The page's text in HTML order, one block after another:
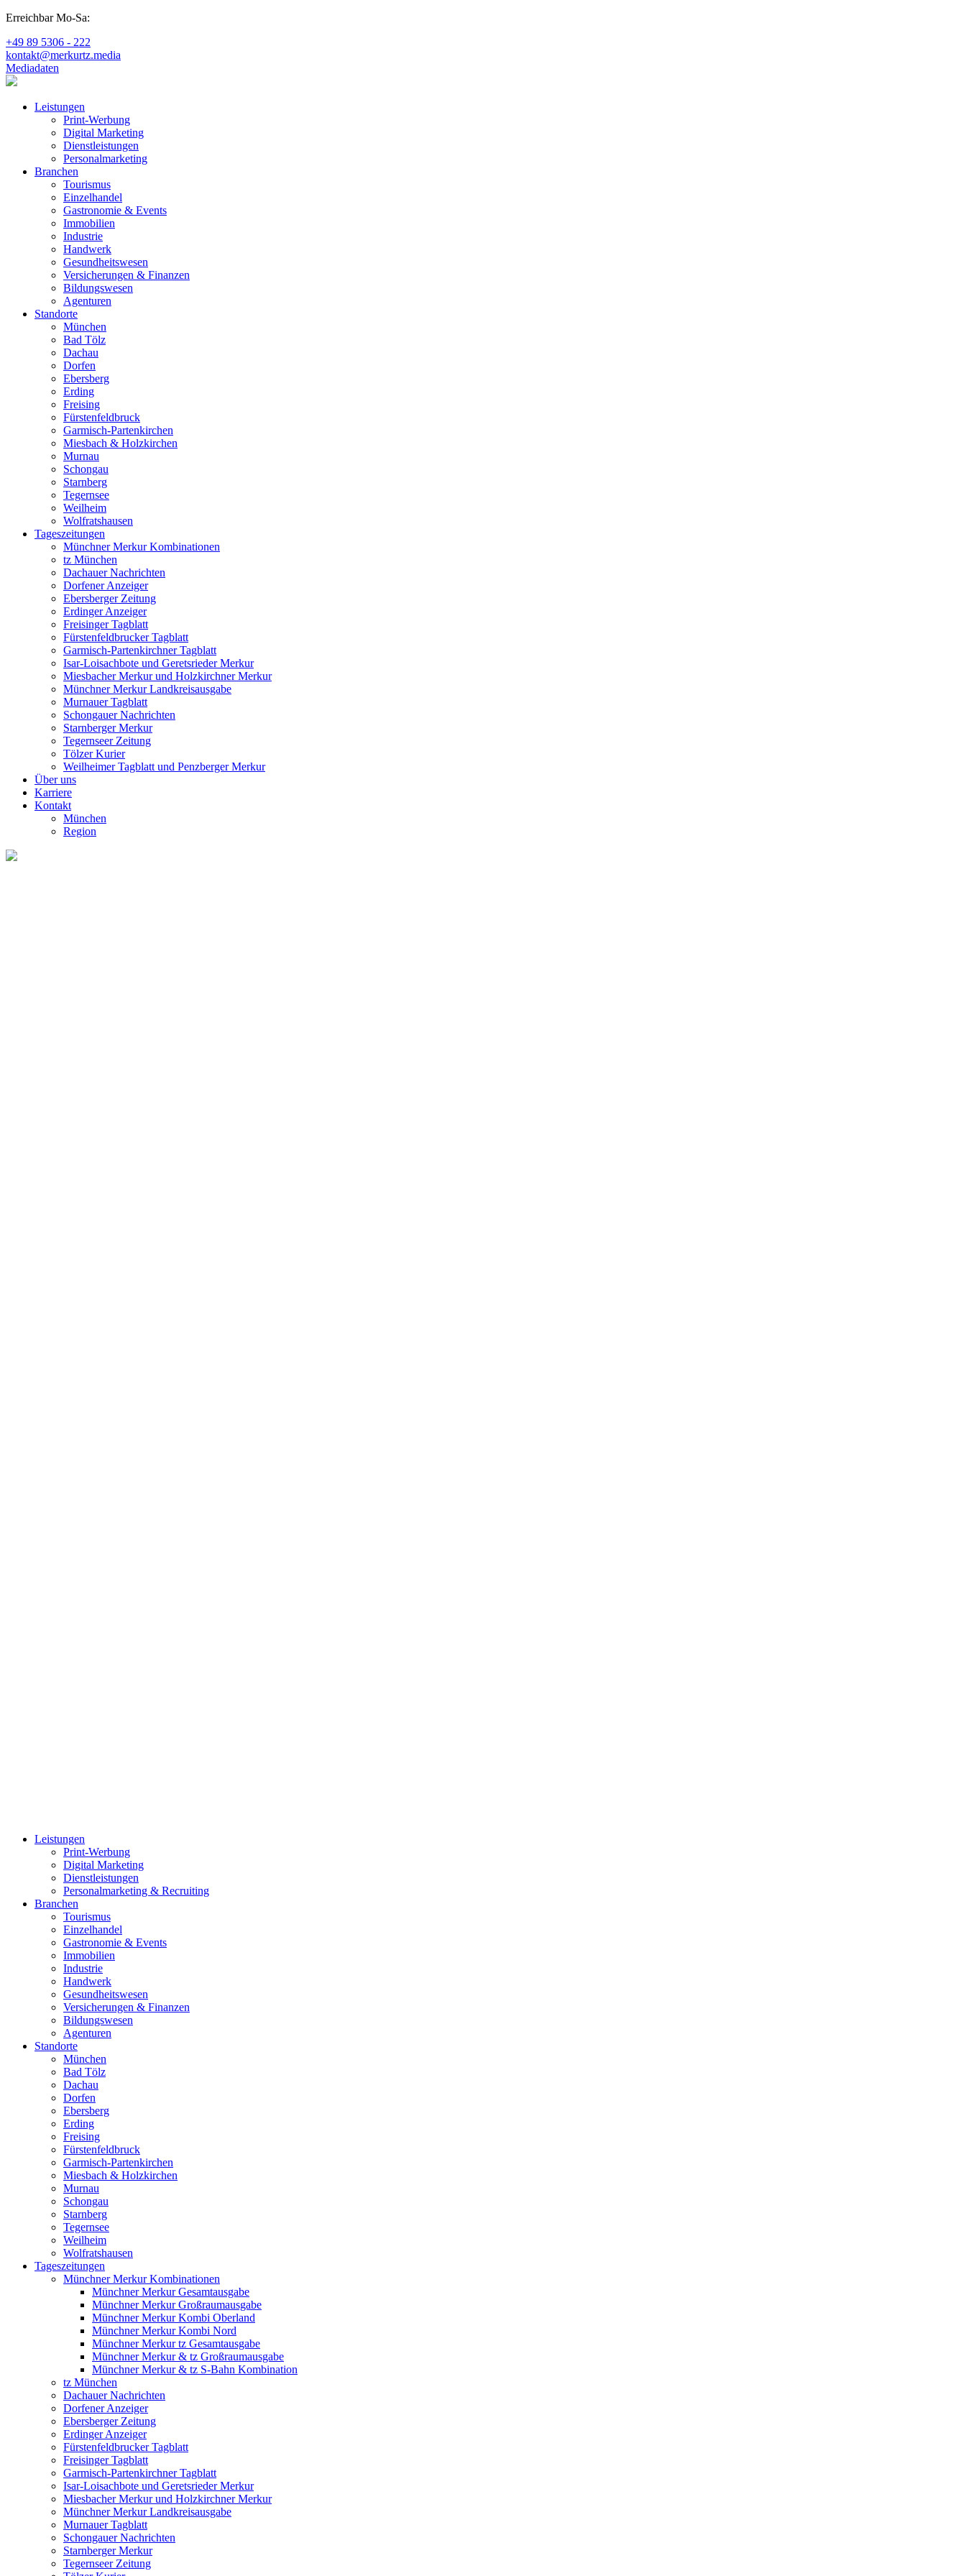
Erreichbar Mo-Sa:
+49 89 5306 - 222
kontakt@merkurtz.media
Mediadaten
Leistungen
Print-Werbung
Digital Marketing
Dienstleistungen
Personalmarketing
Branchen
Tourismus
Einzelhandel
Gastronomie & Events
Immobilien
Industrie
Handwerk
Gesundheitswesen
Versicherungen & Finanzen
Bildungswesen
Agenturen
Standorte
München
Bad Tölz
Dachau
Dorfen
Ebersberg
Erding
Freising
Fürstenfeldbruck
Garmisch-Partenkirchen
Miesbach & Holzkirchen
Murnau
Schongau
Starnberg
Tegernsee
Weilheim
Wolfratshausen
Tageszeitungen
Münchner Merkur Kombinationen
tz München
Dachauer Nachrichten
Dorfener Anzeiger
Ebersberger Zeitung
Erdinger Anzeiger
Freisinger Tagblatt
Fürstenfeldbrucker Tagblatt
Garmisch-Partenkirchner Tagblatt
Isar-Loisachbote und Geretsrieder Merkur
Miesbacher Merkur und Holzkirchner Merkur
Münchner Merkur Landkreisausgabe
Murnauer Tagblatt
Schongauer Nachrichten
Starnberger Merkur
Tegernseer Zeitung
Tölzer Kurier
Weilheimer Tagblatt und Penzberger Merkur
Über uns
Karriere
Kontakt
München
Region
Leistungen
Print-Werbung
Digital Marketing
Dienstleistungen
Personalmarketing & Recruiting
Branchen
Tourismus
Einzelhandel
Gastronomie & Events
Immobilien
Industrie
Handwerk
Gesundheitswesen
Versicherungen & Finanzen
Bildungswesen
Agenturen
Standorte
München
Bad Tölz
Dachau
Dorfen
Ebersberg
Erding
Freising
Fürstenfeldbruck
Garmisch-Partenkirchen
Miesbach & Holzkirchen
Murnau
Schongau
Starnberg
Tegernsee
Weilheim
Wolfratshausen
Tageszeitungen
Münchner Merkur Kombinationen
Münchner Merkur Gesamtausgabe
Münchner Merkur Großraumausgabe
Münchner Merkur Kombi Oberland
Münchner Merkur Kombi Nord
Münchner Merkur tz Gesamtausgabe
Münchner Merkur & tz Großraumausgabe
Münchner Merkur & tz S-Bahn Kombination
tz München
Dachauer Nachrichten
Dorfener Anzeiger
Ebersberger Zeitung
Erdinger Anzeiger
Fürstenfeldbrucker Tagblatt
Freisinger Tagblatt
Garmisch-Partenkirchner Tagblatt
Isar-Loisachbote und Geretsrieder Merkur
Miesbacher Merkur und Holzkirchner Merkur
Münchner Merkur Landkreisausgabe
Murnauer Tagblatt
Schongauer Nachrichten
Starnberger Merkur
Tegernseer Zeitung